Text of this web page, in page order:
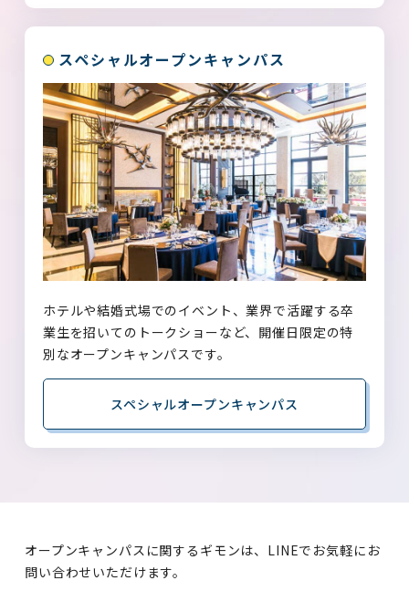
9/5
ブライダル
ブライダル業界のお仕事説明&個別
相談会
2026 9/5 土 午前開催日
ホテル
簡単アレンジ★カクテルタイム！
英語
Halloween Special＆英語で“見
る”…
2026 10/17 土 午前開催日
2026 10/17 土
スペシャルオープンキャンパス
ホテルや結婚式場でのイベント、業界で活躍する卒
業生を招いてのトークショーなど、開催日限定の特
別なオープンキャンパスです。
スペシャルオープンキャンパス
オープンキャンパスに関するギモンは、LINEでお気軽にお
問い合わせいただけます。